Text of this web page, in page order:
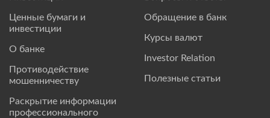
Ценные бумаги и
инвестиции
О банке
Противодействие
мошенничеству
Раскрытие информации
профессионального
Обращение в банк
Курсы валют
Investor Relation
Полезные статьи